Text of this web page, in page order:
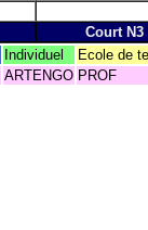
Court N3
Individuel
Ecole de
ARTENGO PROF